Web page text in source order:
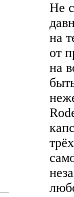
Не
на
от
на